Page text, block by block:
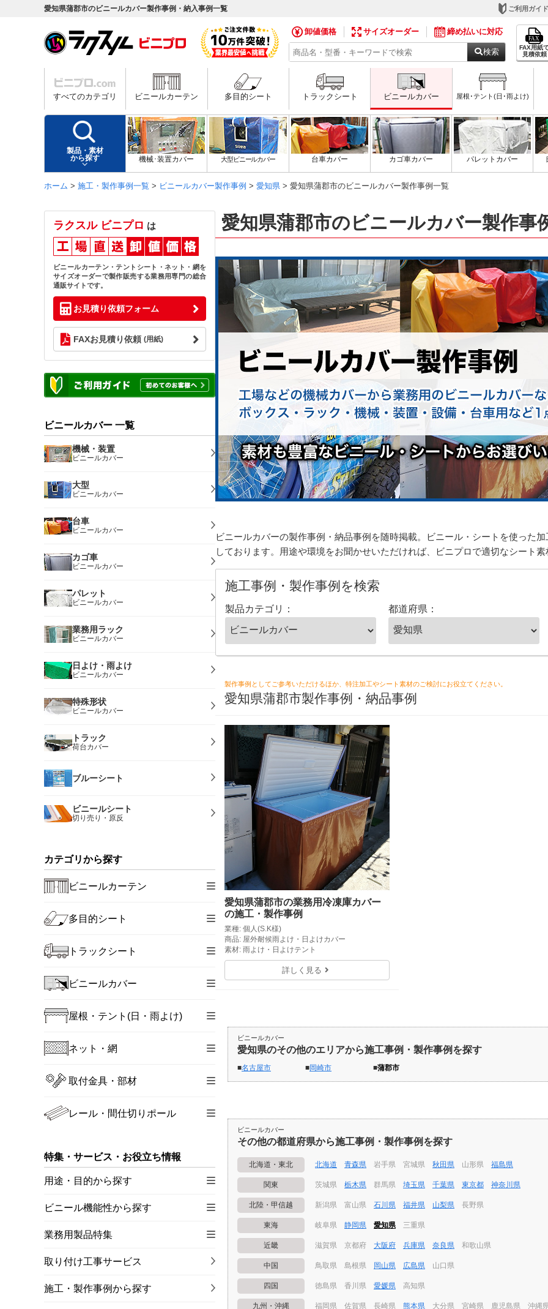
愛知県蒲郡市のビニールカバー製作事例・納入事例一覧 ご利用ガイ
卸値価格 サイズオーダー 締め払いに対応
検索
FAX用紙
見積依頼
すべてのカテゴリ ビニールカーテン 多目的シート トラックシート ビニールカバー 屋根･テント(日･雨よけ)
製品・素材
から探す
機械･装置カバー 大型ビニールカバー 台車カバー カゴ車カバー パレットカバー
ホーム > 施工・製作事例一覧 > ビニールカバー製作事例 > 愛知県 > 愛知県蒲郡市のビニールカバー製作事例一覧
愛知県蒲郡市のビニールカバー製作事
ビニールカバーの製作事例・納品事例を随時掲載。ビニール・シートを使った
しております。用途や環境をお聞かせいただければ、ビニプロで適切なシート
施工事例・製作事例を検索
製品カテゴリ： 都道府県：
製作事例としてご参考いただけるほか、特注加工やシート素材のご検討にお役立てください。
愛知県蒲郡市製作事例・納品事例
愛知県蒲郡市の業務用冷凍庫カバー
の施工・製作事例
業種: 個人(S.K様)
商品: 屋外耐候雨よけ・日よけカバー
素材: 雨よけ・日よけテント
詳しく見る
ビニールカバー
愛知県のその他のエリアから施工事例・製作事例を探す
名古屋市 岡崎市 蒲郡市
ビニールカバー
その他の都道府県から施工事例・製作事例を探す
北海道・東北 北海道 青森県 岩手県 宮城県 秋田県 山形県 福島県
関東 茨城県 栃木県 群馬県 埼玉県 千葉県 東京都 神奈川県
北陸・甲信越 新潟県 富山県 石川県 福井県 山梨県 長野県
東海 岐阜県 静岡県 愛知県 三重県
近畿 滋賀県 京都府 大阪府 兵庫県 奈良県 和歌山県
中国 鳥取県 島根県 岡山県 広島県 山口県
四国 徳島県 香川県 愛媛県 高知県
九州・沖縄 福岡県 佐賀県 長崎県 熊本県 大分県 宮崎県 鹿児島県 沖縄
ラクスル ビニプロ は
ビニールカーテン・テントシート・ネット・網を
サイズオーダーで製作販売する業務用専門の総合
通販サイトです。
お見積り依頼フォーム
FAXお見積り依頼 (用紙)
ビニールカバー 一覧
機械・装置
ビニールカバー
大型
ビニールカバー
台車
ビニールカバー
カゴ車
ビニールカバー
パレット
ビニールカバー
業務用ラック
ビニールカバー
日よけ・雨よけ
ビニールカバー
特殊形状
ビニールカバー
トラック
荷台カバー
ブルーシート
ビニールシート
切り売り・原反
カテゴリから探す
ビニールカーテン
多目的シート
トラックシート
ビニールカバー
屋根・テント(日・雨よけ)
ネット・網
取付金具・部材
レール・間仕切りポール
特集・サービス・お役立ち情報
用途・目的から探す
ビニール機能性から探す
業務用製品特集
取り付け工事サービス
施工・製作事例から探す